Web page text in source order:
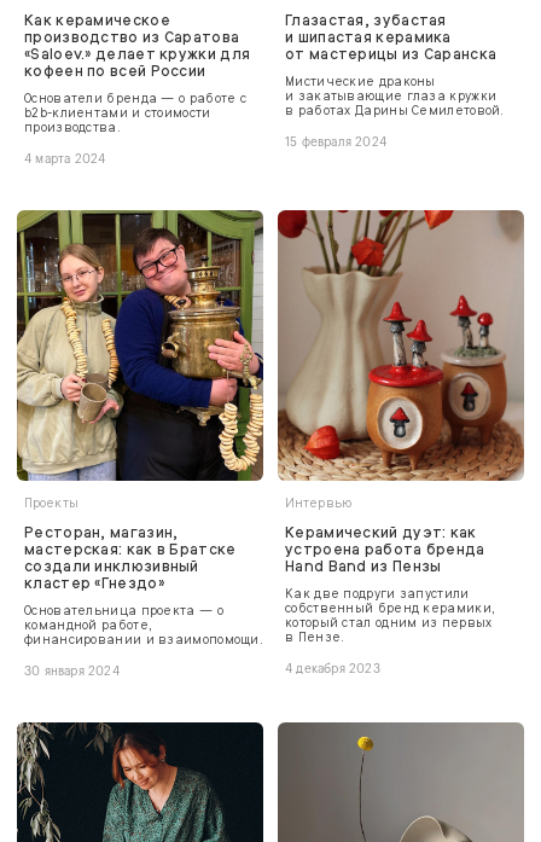
Как керамическое
производство из Саратова
«Saloev.» делает кружки для
кофеен по всей России
Основатели бренда — о работе с
b2b-клиентами и стоимости
производства.
4 марта 2024
Глазастая, зубастая
и шипастая керамика
от мастерицы из Саранска
Мистические драконы
и закатывающие глаза кружки
в работах Дарины Семилетовой.
15 февраля 2024
Проекты
Ресторан, магазин,
мастерская: как в Братске
создали инклюзивный
кластер «Гнездо»
Основательница проекта — о
командной работе,
финансировании и взаимопомощи.
30 января 2024
Интервью
Керамический дуэт: как
устроена работа бренда
Hand Band из Пензы
Как две подруги запустили
собственный бренд керамики,
который стал одним из первых
в Пензе.
4 декабря 2023